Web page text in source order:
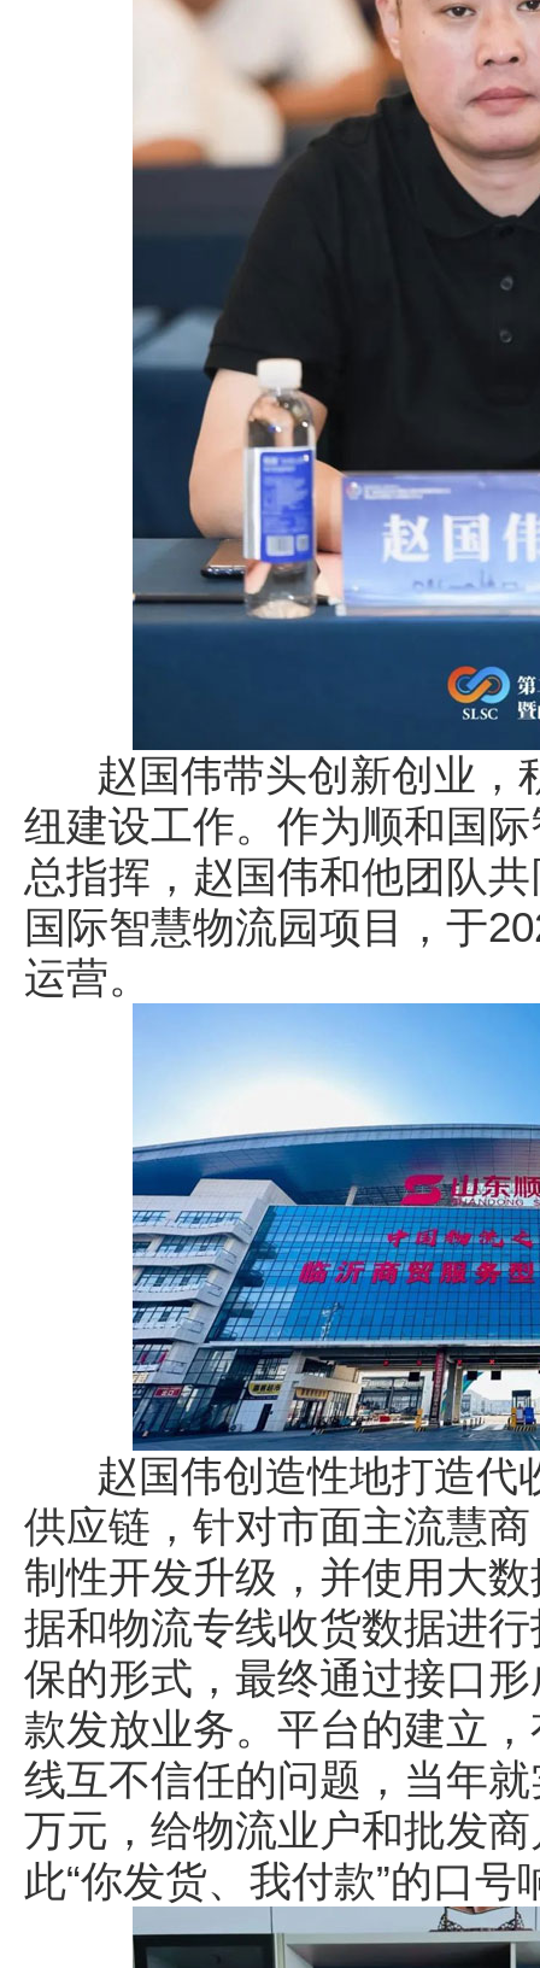
赵国伟带头创新创业，
纽建设工作。作为顺和国
总指挥，赵国伟和他团队
国际智慧物流园项目，于
运营。
赵国伟创造性地打造代
供应链，针对市面主流慧
制性开发升级，并使用大
据和物流专线收货数据进
保的形式，最终通过接口
款发放业务。平台的建立
线互不信任的问题，当年
万元，给物流业户和批发
此“你发货、我付款”的口